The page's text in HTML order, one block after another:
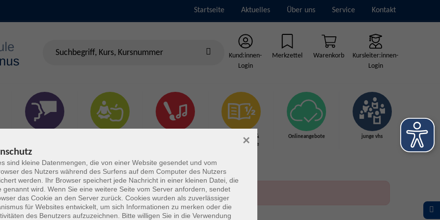
Startseite Aktuelles Über uns Service Kontakt
Kund:innen-
Login
Merkzettel Warenkorb
Kursleiter:innen-
Login
Grundbildung &
Schulabschlüsse
Onlineangebote junge vhs
sind kleine Datenmengen, die von einer Website gesendet und vom
des Nutzers während des Surfens auf dem Computer des Nutzers
werden. Ihr Browser speichert jede Nachricht in einer kleinen Datei, die
genannt wird. Wenn Sie eine weitere Seite vom Server anfordern, sendet
das Cookie an den Server zurück. Cookies wurden als zuverlässiger
für Websites entwickelt, um sich Informationen zu merken oder die
des Benutzers aufzuzeichnen. Bitte willigen Sie in die Verwendung
×